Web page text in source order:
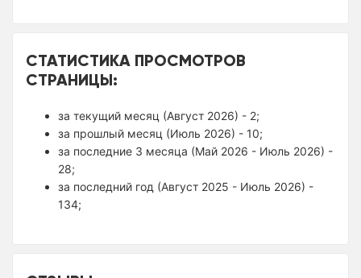
СТАТИСТИКА ПРОСМОТРОВ
СТРАНИЦЫ:
за текущий месяц (Август 2026) - 2;
за прошлый месяц (Июль 2026) - 10;
за последние 3 месяца (Май 2026 - Июль 2026) -
28;
за последний год (Август 2025 - Июль 2026) -
134;